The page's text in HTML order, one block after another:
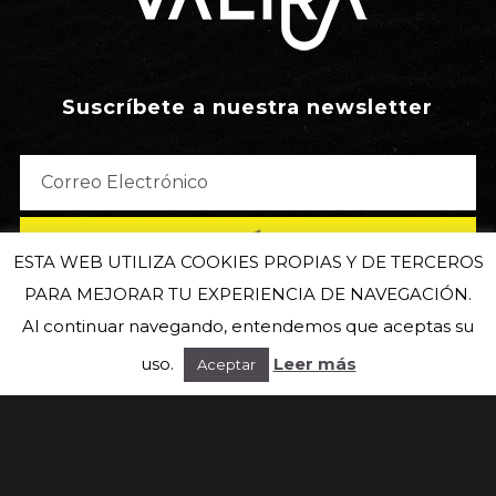
Suscríbete a nuestra newsletter
ESTA WEB UTILIZA COOKIES PROPIAS Y DE TERCEROS
PARA MEJORAR TU EXPERIENCIA DE NAVEGACIÓN.
Al continuar navegando, entendemos que aceptas su
uso.
Aceptar Leer más